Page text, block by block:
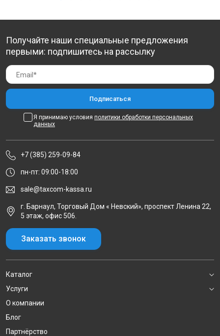
Получайте наши специальные предложения
первыми: подпишитесь на рассылку
Я принимаю условия политики обработки персональных
данных
+7 (385) 259-09-84
пн-пт: 09:00-18:00
sale@taxcom-kassa.ru
г. Барнаул, Торговый Дом « Невский», проспект Ленина 22,
5 этаж, офис 506.
Заказать звонок
Каталог
Услуги
О компании
Блог
Партнёрство